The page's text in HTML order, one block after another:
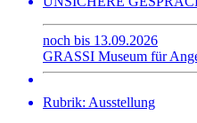
noch bis 13.09.2026
GRASSI Museum für
Rubrik: Ausstellung